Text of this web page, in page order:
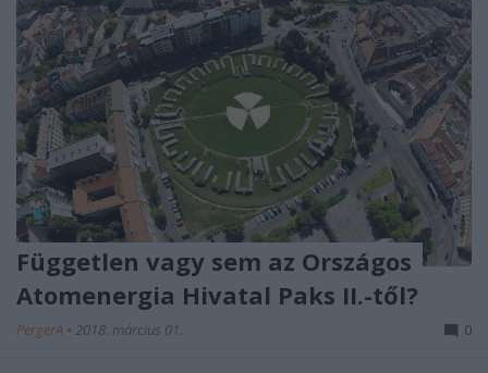
Független vagy sem az Országos
Atomenergia Hivatal Paks II.-től?
PergerA • 2018. március 01. 0